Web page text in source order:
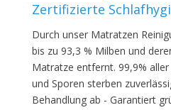
Zertifizierte
Durch unser Matratzen
bis zu 93,3 % Milben und
Matratze entfernt. 99,9%
und Sporen sterben
Behandlung ab - Garantiert